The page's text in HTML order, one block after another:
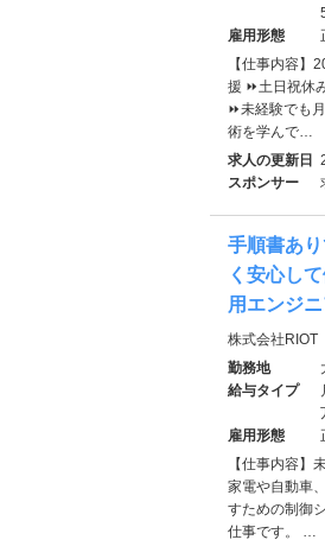
雇用形態
【仕事内容】
援 ⏩土日祝休
⏩未経験でも
術を学んで…
求人の更新日
スポンサー
手順書あ
く安心し
用エンジ
株式会社RIOT
勤務地
給与タイプ
雇用形態
【仕事内容】
家電や自動車
すための制御
仕事です。 …